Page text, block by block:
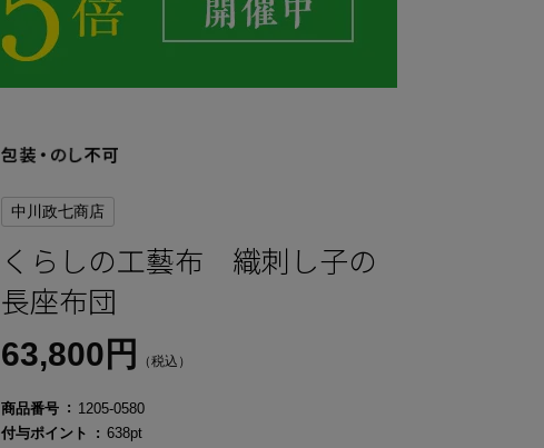
中川政七商店
くらしの工藝布 織刺し子の
長座布団
63,800円 （税込）
商品番号
1205-0580
付与ポイント
638pt